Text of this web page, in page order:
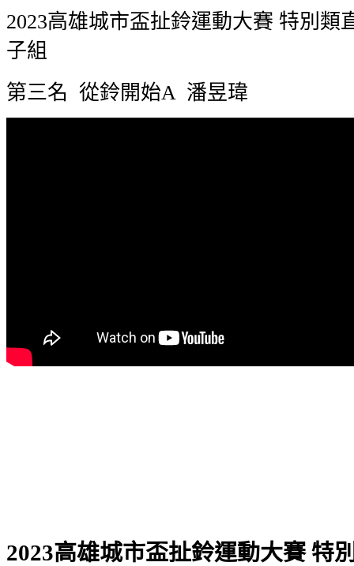
2023高雄城市盃扯鈴運動大賽 特別類
子組
第三名 從鈴開始A 潘昱瑋
2023高雄城市盃扯鈴運動大賽 特